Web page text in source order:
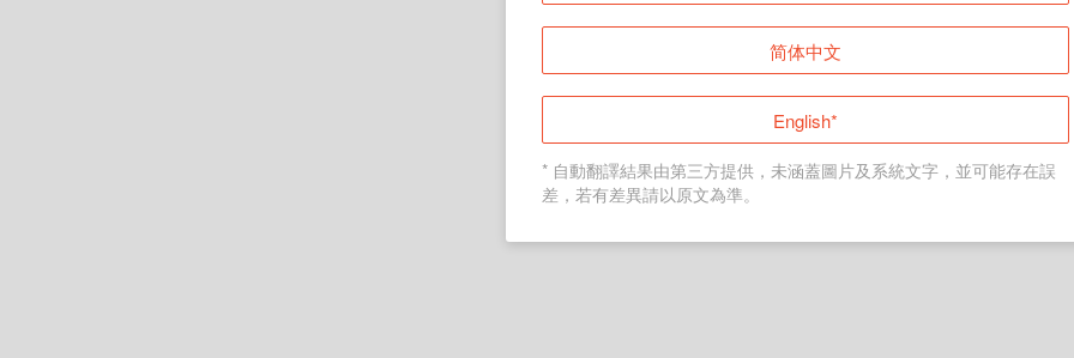
返回首頁
简体中文
English*
* 自動翻譯結果由第三方提供，未涵蓋圖片及系統文字，並可能存在誤
差，若有差異請以原文為準。